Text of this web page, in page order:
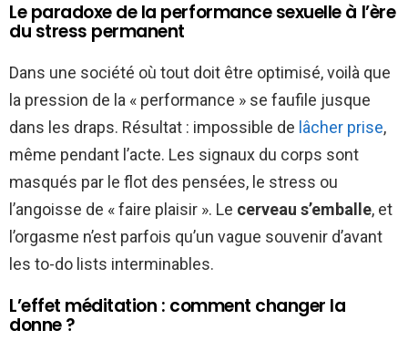
Le paradoxe de la performance sexuelle à l’ère
du stress permanent
Dans une société où tout doit être optimisé, voilà que
la pression de la « performance » se faufile jusque
dans les draps. Résultat : impossible de lâcher prise,
même pendant l’acte. Les signaux du corps sont
masqués par le flot des pensées, le stress ou
l’angoisse de « faire plaisir ». Le cerveau s’emballe, et
l’orgasme n’est parfois qu’un vague souvenir d’avant
les to-do lists interminables.
L’effet méditation : comment changer la
donne ?